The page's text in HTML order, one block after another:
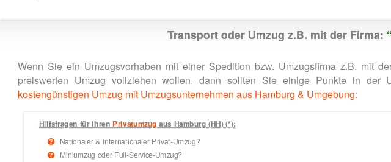
Transport oder Umzug z.B. mit der Firma: “
Wenn Sie ein Umzugsvorhaben mit einer Spedition bzw. Umzugsfirma z.B. mit
preiswerten Umzug vollziehen wollen, dann sollten Sie einige Punkte in der
kostengünstigen Umzug mit Umzugsunternehmen aus Hamburg & Umgebung:
Hilfsfragen für Ihren Privatumzug aus Hamburg (HH) (*):
Nationaler & internationaler Privat-Umzug?
Miniumzug oder Full-Service-Umzug?